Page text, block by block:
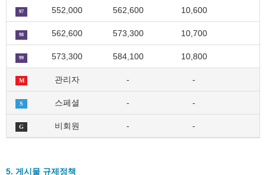
97 552,000 562,600 10,600
98 562,600 573,300 10,700
99 573,300 584,100 10,800
M 관리자 - -
S 스페셜 - -
G 비회원 - -
5. 게시물 규제정책